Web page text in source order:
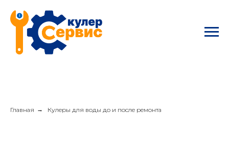
Главная → Кулеры для воды до и после ремонта